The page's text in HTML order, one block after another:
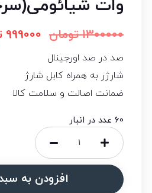
وات
1300000 تومان 999000
صد در صد اورجینال
شارژر به همراه کابل شارژ
ضمانت اصالت و سلامت کالا
60 عدد در انبار
افزودن به